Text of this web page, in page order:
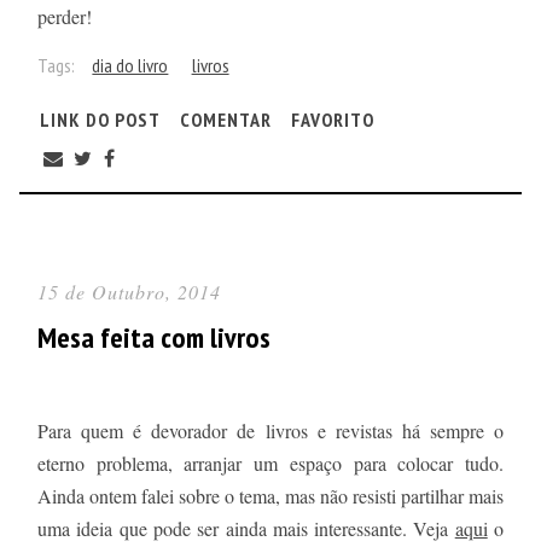
perder!
Tags: dia do livro livros
LINK DO POST COMENTAR FAVORITO
15 de Outubro, 2014
Mesa feita com livros
Para quem é devorador de livros e revistas há sempre o
eterno problema, arranjar um espaço para colocar tudo.
Ainda ontem falei sobre o tema, mas não resisti partilhar mais
uma ideia que pode ser ainda mais interessante. Veja aquio